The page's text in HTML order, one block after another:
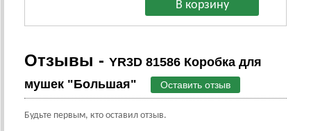
Отзывы - YR3D 81586 Коробка для
мушек "Большая"
Оставить отзыв
Будьте первым, кто оставил отзыв.